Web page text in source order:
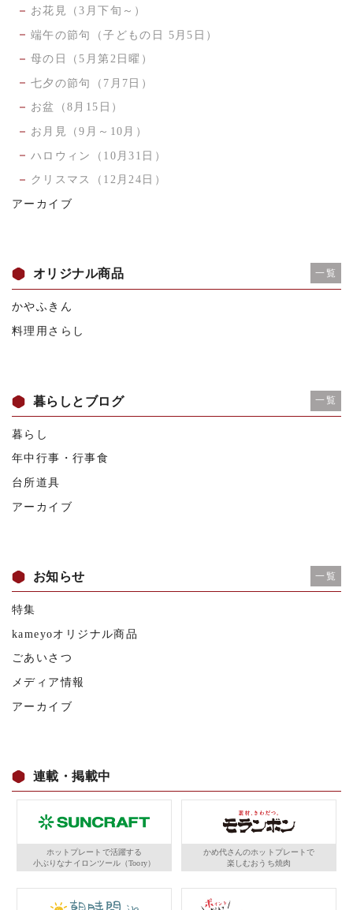
お花見（3月下旬～）
端午の節句（子どもの日 5月5日）
母の日（5月第2日曜）
七夕の節句（7月7日）
お盆（8月15日）
お月見（9月～10月）
ハロウィン（10月31日）
クリスマス（12月24日）
アーカイブ
オリジナル商品 一覧
かやふきん
料理用さらし
暮らしとブログ 一覧
暮らし
年中行事・行事食
台所道具
アーカイブ
お知らせ 一覧
特集
kameyoオリジナル商品
ごあいさつ
メディア情報
アーカイブ
連載・掲載中
ホットプレートで活躍する
小ぶりなナイロンツール（Toory）
かめ代さんのホットプレートで
楽しむおうち焼肉